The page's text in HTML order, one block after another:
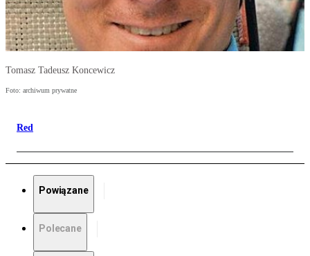
Tomasz Tadeusz Koncewicz
Foto: archiwum prywatne
Red
Powiązane
Polecane